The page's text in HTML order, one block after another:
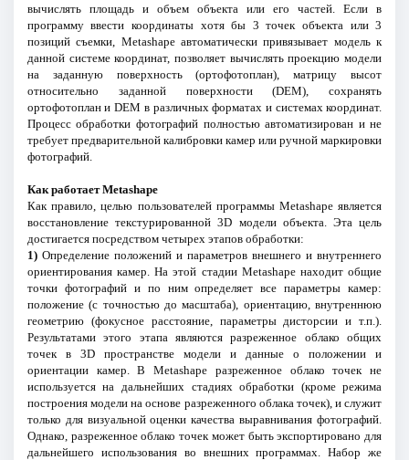
вычислять площадь и объем объекта или его частей. Если в
программу ввести координаты хотя бы 3 точек объекта или 3
позиций съемки, Metashape автоматически привязывает модель к
данной системе координат, позволяет вычислять проекцию модели
на заданную поверхность (ортофотоплан), матрицу высот
относительно заданной поверхности (DEM), сохранять
ортофотоплан и DEM в различных форматах и системах координат.
Процесс обработки фотографий полностью автоматизирован и не
требует предварительной калибровки камер или ручной маркировки
фотографий.
Как работает Metashape
Как правило, целью пользователей программы Metashape является
восстановление текстурированной 3D модели объекта. Эта цель
достигается посредством четырех этапов обработки:
1)Определение положений и параметров внешнего и внутреннего
ориентирования камер. На этой стадии Metashape находит общие
точки фотографий и по ним определяет все параметры камер:
положение (с точностью до масштаба), ориентацию, внутреннюю
геометрию (фокусное расстояние, параметры дисторсии и т.п.).
Результатами этого этапа являются разреженное облако общих
точек в 3D пространстве модели и данные о положении и
ориентации камер. В Metashape разреженное облако точек не
используется на дальнейших стадиях обработки (кроме режима
построения модели на основе разреженного облака точек), и служит
только для визуальной оценки качества выравнивания фотографий.
Однако, разреженное облако точек может быть экспортировано для
дальнейшего использования во внешних программах. Набор же